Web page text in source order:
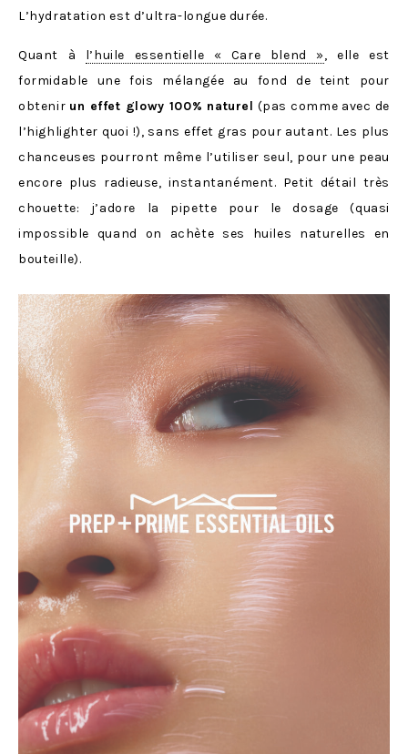
L’hydratation est d’ultra-longue durée.
Quant à l’huile essentielle « Care blend », elle est
formidable une fois mélangée au fond de teint pour
obtenir un effet glowy 100% naturel (pas comme avec de
l’highlighter quoi !), sans effet gras pour autant. Les plus
chanceuses pourront même l’utiliser seul, pour une peau
encore plus radieuse, instantanément. Petit détail très
chouette: j’adore la pipette pour le dosage (quasi
impossible quand on achète ses huiles naturelles en
bouteille).